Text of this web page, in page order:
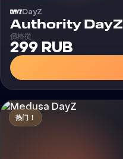
DayZ
Authority DayZ
價格從
299 RUB
热门！